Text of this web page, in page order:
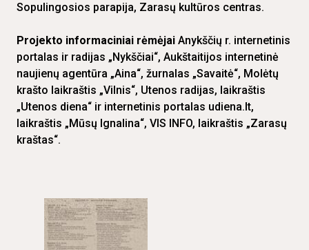
Sopulingosios parapija, Zarasų kultūros centras.
Projekto informaciniai rėmėjai Anykščių r. internetinis
portalas ir radijas „Nykščiai“, Aukštaitijos internetinė
naujienų agentūra „Aina“, žurnalas „Savaitė“, Molėtų
krašto laikraštis „Vilnis“, Utenos radijas, laikraštis
„Utenos diena“ ir internetinis portalas udiena.lt,
laikraštis „Mūsų Ignalina“, VIS INFO, laikraštis „Zarasų
kraštas“.